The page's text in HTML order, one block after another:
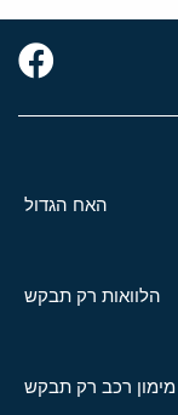
האח הגדול
הלוואות רק תבקש
מימון רכב רק תבקש